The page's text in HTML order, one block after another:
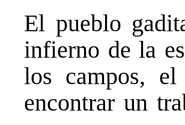
El pueblo
infierno de la
los campos, el
encontrar un